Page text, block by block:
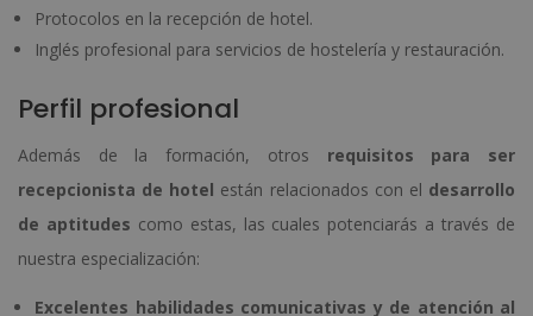
Protocolos en la recepción de hotel.
Inglés profesional para servicios de hostelería y restauración.
Perfil profesional
Además de la formación, otros requisitos para ser
recepcionista de hotel están relacionados con el desarrollo
de aptitudes como estas, las cuales potenciarás a través de
nuestra especialización:
Excelentes habilidades comunicativas y de atención al